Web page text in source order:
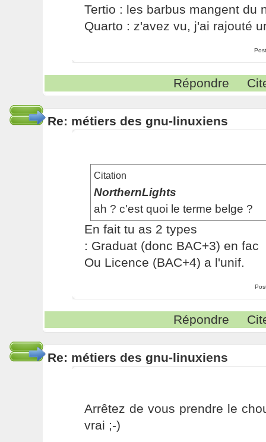
Tertio : les barbus mangent du
Quarto : z'avez vu, j'ai rajouté
Répondre
Re: métiers des gnu-linuxiens
Citation
NorthernLights
ah ? c'est quoi le terme belge ?
En fait tu as 2 types
: Graduat (donc BAC+3) en fac
Ou Licence (BAC+4) a l'unif.
Répondre
Re: métiers des gnu-linuxiens
Arrêtez de vous prendre le
vrai ;-)